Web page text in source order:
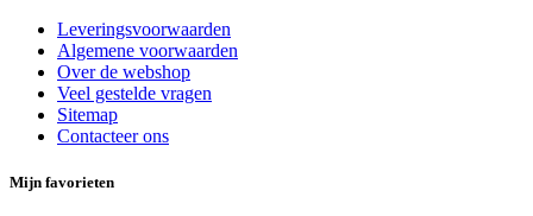
Leveringsvoorwaarden
Algemene voorwaarden
Over de webshop
Veel gestelde vragen
Sitemap
Contacteer ons
Mijn favorieten